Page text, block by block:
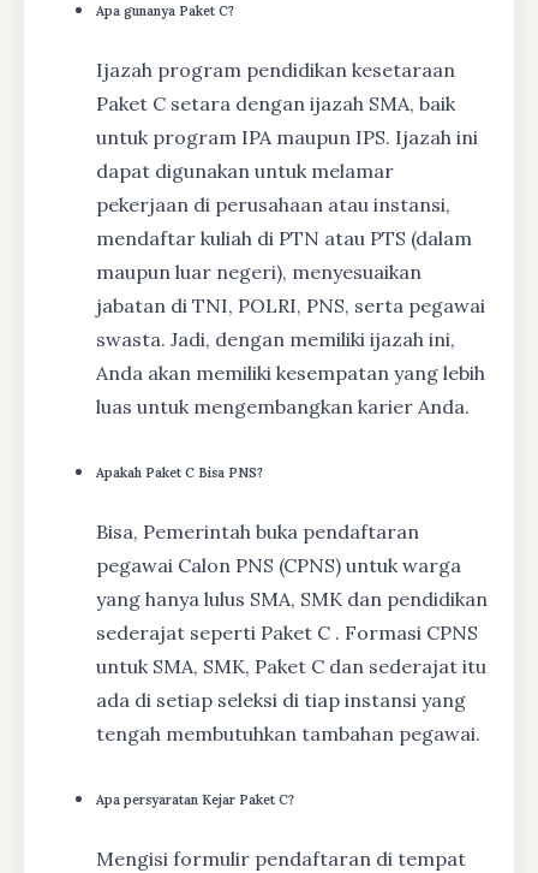
Apa gunanya Paket C?
Ijazah program pendidikan kesetaraan
Paket C setara dengan ijazah SMA, baik
untuk program IPA maupun IPS. Ijazah ini
dapat digunakan untuk melamar
pekerjaan di perusahaan atau instansi,
mendaftar kuliah di PTN atau PTS (dalam
maupun luar negeri), menyesuaikan
jabatan di TNI, POLRI, PNS, serta pegawai
swasta. Jadi, dengan memiliki ijazah ini,
Anda akan memiliki kesempatan yang lebih
luas untuk mengembangkan karier Anda.
Apakah Paket C Bisa PNS?
Bisa, Pemerintah buka pendaftaran
pegawai Calon PNS (CPNS) untuk warga
yang hanya lulus SMA, SMK dan pendidikan
sederajat seperti Paket C . Formasi CPNS
untuk SMA, SMK, Paket C dan sederajat itu
ada di setiap seleksi di tiap instansi yang
tengah membutuhkan tambahan pegawai.
Apa persyaratan Kejar Paket C?
Mengisi formulir pendaftaran di tempat